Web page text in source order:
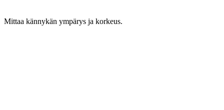
Mittaa kännykän ympärys ja korkeus.